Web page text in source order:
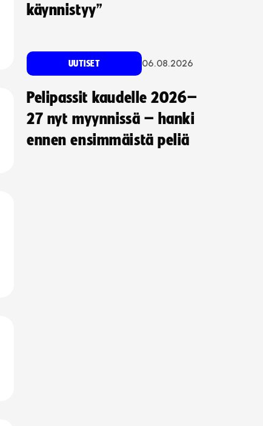
käynnistyy”
UUTISET 06.08.2026
Pelipassit kaudelle 2026–
27 nyt myynnissä – hanki
ennen ensimmäistä peliä